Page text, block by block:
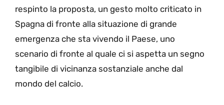
respinto la proposta, un gesto molto criticato in
Spagna di fronte alla situazione di grande
emergenza che sta vivendo il Paese, uno
scenario di fronte al quale ci si aspetta un segno
tangibile di vicinanza sostanziale anche dal
mondo del calcio.